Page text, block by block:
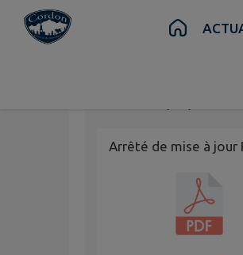
Contenu Recherche
Arrêté
Arrêté de mise à jour